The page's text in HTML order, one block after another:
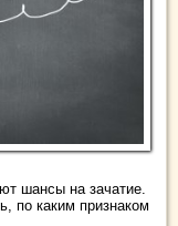
шансы на зачатие.
по каким признаком